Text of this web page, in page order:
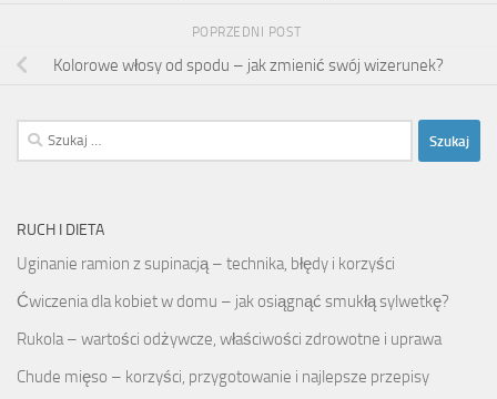
POPRZEDNI POST
Kolorowe włosy od spodu – jak zmienić swój wizerunek?
Szukaj:
RUCH I DIETA
Uginanie ramion z supinacją – technika, błędy i korzyści
Ćwiczenia dla kobiet w domu – jak osiągnąć smukłą sylwetkę?
Rukola – wartości odżywcze, właściwości zdrowotne i uprawa
Chude mięso – korzyści, przygotowanie i najlepsze przepisy